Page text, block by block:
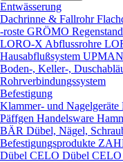
Entwässerung
Dachrinne & Fallrohr
-roste GRÖMO
LORO-X Abflussrohre
Hausabflußsystem
Boden-, Keller-,
Rohrverbindungssystem
Befestigung
Klammer- und Nagelgeräte
Päffgen Handelsware
BÄR Dübel, Nägel,
Befestigungsprodukte
Dübel CELO Dübel CELO